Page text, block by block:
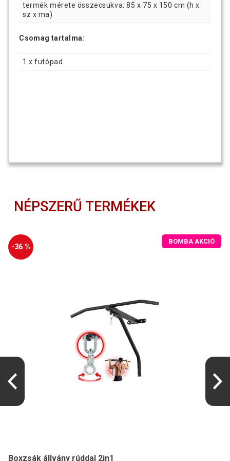
termék mérete összecsukva: 85 x 75 x 150 cm (h x
sz x ma)
Csomag tartalma:
1 x futópad
NÉPSZERŰ TERMÉKEK
-36 %
BOMBA AKCIÓ
Boxzsák állvány rúddal 2in1